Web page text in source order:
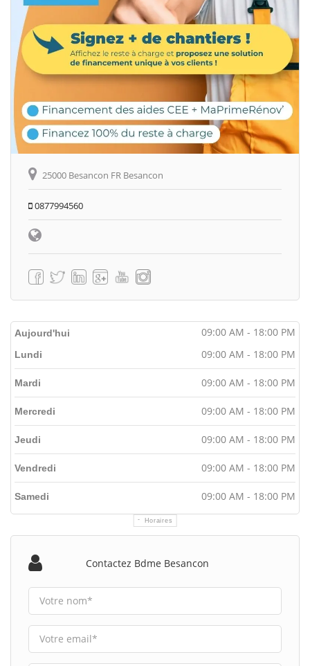
25000 Besancon FR Besancon
0877994560
Aujourd'hui 09:00 AM - 18:00 PM
Horaires
Lundi 09:00 AM - 18:00 PM
Mardi 09:00 AM - 18:00 PM
Mercredi 09:00 AM - 18:00 PM
Jeudi 09:00 AM - 18:00 PM
Vendredi 09:00 AM - 18:00 PM
Samedi 09:00 AM - 18:00 PM
Contactez Bdme Besancon